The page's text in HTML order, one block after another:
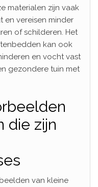
materialen zijn vaak
en vereisen minder
of schilderen. Het
kan ook
en vocht vast
gezondere tuin met
die zijn
van kleine